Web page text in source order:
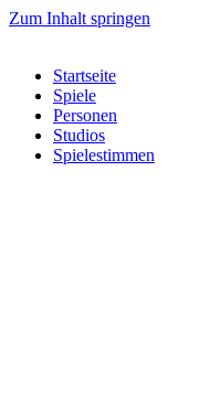
Zum Inhalt springen
Startseite
Spiele
Personen
Studios
Spielestimmen